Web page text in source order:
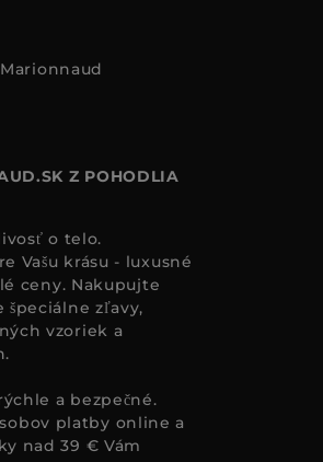
Z POHODLIA
o telo.
Vašu krásu - luxusné
ceny. Nakupujte
špeciálne zľavy,
vzoriek a
a bezpečné.
platby online a
nad 39 € Vám